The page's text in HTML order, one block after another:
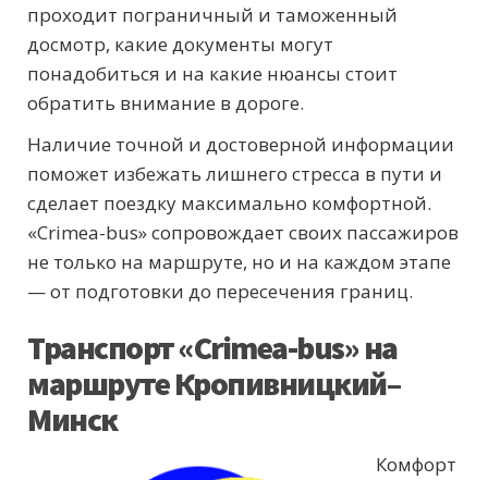
проходит пограничный и таможенный
досмотр, какие документы могут
понадобиться и на какие нюансы стоит
обратить внимание в дороге.
Наличие точной и достоверной информации
поможет избежать лишнего стресса в пути и
сделает поездку максимально комфортной.
«Crimea-bus» сопровождает своих пассажиров
не только на маршруте, но и на каждом этапе
— от подготовки до пересечения границ.
Транспорт «Crimea-bus» на
маршруте Кропивницкий–
Минск
Комфорт